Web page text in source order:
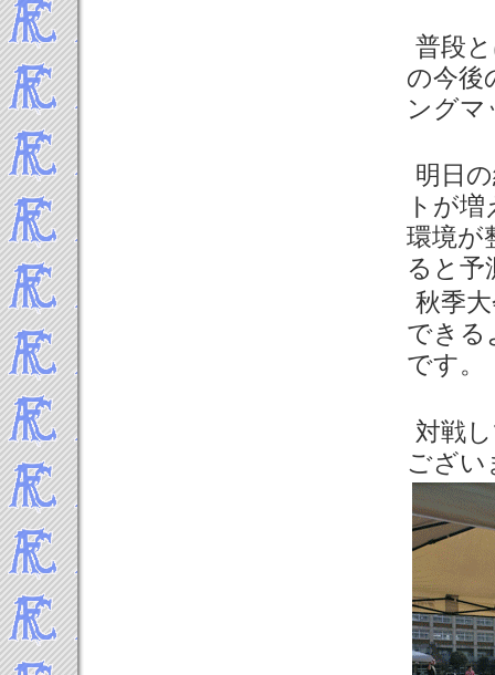
普段
の今後
ングマ
明日
トが
環境が
ると予
秋季
できる
です。
対戦
ござい